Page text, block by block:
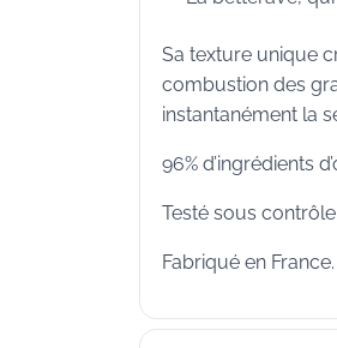
Sa texture unique
combustion des
instantanément la
96% d’ingrédients
Testé sous
Fabriqué en France.